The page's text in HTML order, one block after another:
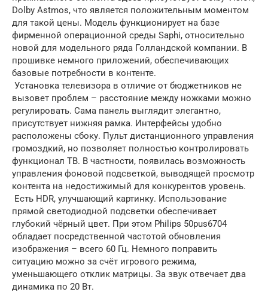
Dolby Astmos, что является положительным моментом
для такой цены. Модель функционирует на базе
фирменной операционной среды Saphi, относительно
новой для модельного ряда Голландской компании. В
прошивке немного приложений, обеспечивающих
базовые потребности в контенте.
Установка телевизора в отличие от бюджетников не
вызовет проблем – расстояние между ножками можно
регулировать. Сама панель выглядит элегантно,
присутствует нижняя рамка. Интерфейсы удобно
расположены сбоку. Пульт дистанционного управления
громоздкий, но позволяет полностью контролировать
функционал ТВ. В частности, появилась возможность
управления фоновой подсветкой, выводящей просмотр
контента на недостижимый для конкурентов уровень.
Есть HDR, улучшающий картинку. Использование
прямой светодиодной подсветки обеспечивает
глубокий чёрный цвет. При этом Philips 50pus6704
обладает посредственной частотой обновления
изображения – всего 60 Гц. Немного поправить
ситуацию можно за счёт игрового режима,
уменьшающего отклик матрицы. За звук отвечает два
динамика по 20 Вт.